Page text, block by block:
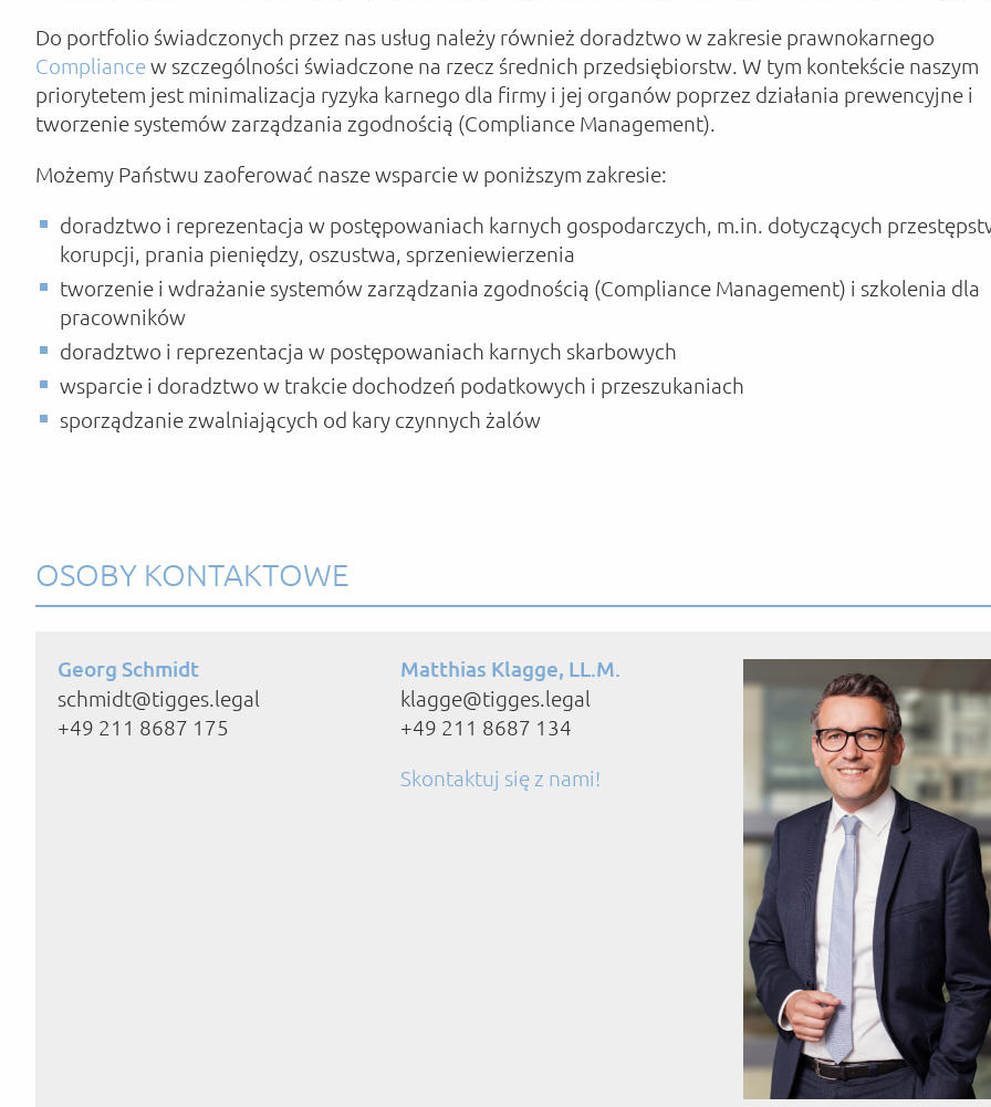
Do portfolio świadczonych przez nas usług należy również doradztwo w zakresie prawnokarnego
Compliancew szczególności świadczone na rzecz średnich przedsiębiorstw. W tym kontekście naszym
priorytetem jest minimalizacja ryzyka karnego dla firmy i jej organów poprzez działania prewencyjne i
tworzenie systemów zarządzania zgodnością (Compliance Management).
Możemy Państwu zaoferować nasze wsparcie w poniższym zakresie:
doradztwo i reprezentacja w postępowaniach karnych gospodarczych, m.in. dotyczących
korupcji, prania pieniędzy, oszustwa, sprzeniewierzenia
tworzenie i wdrażanie systemów zarządzania zgodnością (Compliance Management) i szkolenia dla
pracowników
doradztwo i reprezentacja w postępowaniach karnych skarbowych
wsparcie i doradztwo w trakcie dochodzeń podatkowych i przeszukaniach
sporządzanie zwalniających od kary czynnych żalów
OSOBY KONTAKTOWE
Georg Schmidt
schmidt@tigges.legal
+49 211 8687 175
Matthias Klagge, LL.M.
klagge@tigges.legal
+49 211 8687 134
Skontaktuj się z nami!